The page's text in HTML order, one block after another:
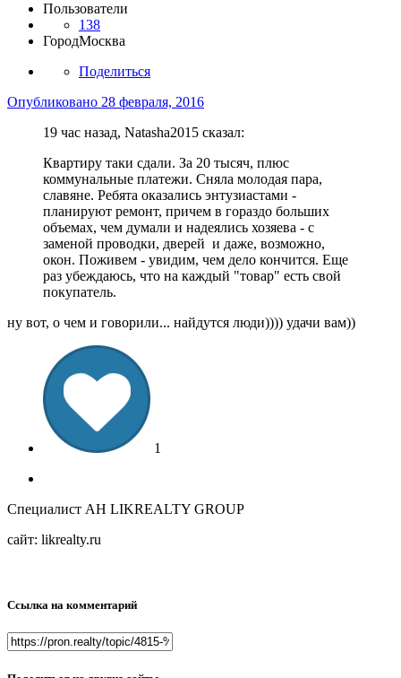
Пользователи
138
ГородМосква
Поделиться
Опубликовано 28 февраля, 2016
19 час назад, Natasha2015 сказал:
Квартиру таки сдали. За 20 тысяч, плюс
коммунальные платежи. Сняла молодая пара,
славяне. Ребята оказались энтузиастами -
планируют ремонт, причем в гораздо больших
объемах, чем думали и надеялись хозяева - с
заменой проводки, дверей и даже, возможно,
окон. Поживем - увидим, чем дело кончится. Еще
раз убеждаюсь, что на каждый "товар" есть свой
покупатель.
ну вот, о чем и говорили... найдутся люди)))) удачи вам))
1
Специалист АН LIKREALTY GROUP
сайт: likrealty.ru
Ссылка на комментарий